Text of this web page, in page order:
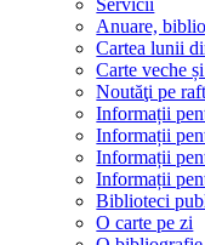
Servicii
Anuare,
Cartea lunii
Carte veche
Noutăţi pe
Informații
Informații
Informații
Informații
Biblioteci
O carte pe zi